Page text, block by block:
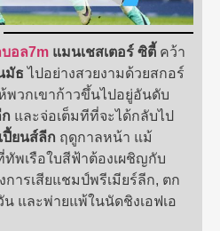
บอล7m แมนเชสเตอร์ ซิตี้ คว้า
มัธ ไปอย่างสวยงามด้วยสกอร์
พวกเขาก้าวขึ้นไปอยู่อันดับ
และจ่อเต็มทีที่จะได้กลับไป
ปี้ยนส์ลีก ฤดูกาลหน้า แม้
ทัพเรือใบสีฟ้าต้องเผชิญกับ
ารเสียแชมป์พรีเมียร์ลีก, ตก
และพ่ายแพ้ในนัดชิงเอฟเอ